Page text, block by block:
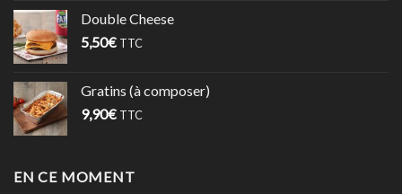
Double Cheese
5,50€ TTC
Gratins (à composer)
9,90€ TTC
EN CE MOMENT